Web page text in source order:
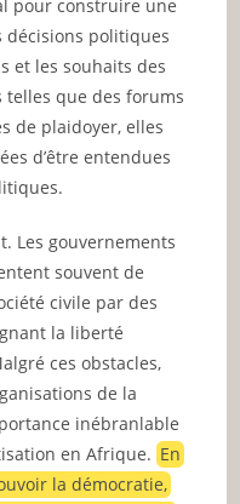
pour construire une
décisions politiques
et les souhaits des
telles que des forums
de plaidoyer, elles
d’être entendues
Les gouvernements
souvent de
civile par des
la liberté
ces obstacles,
de la
inébranlable
en Afrique.En
la démocratie,